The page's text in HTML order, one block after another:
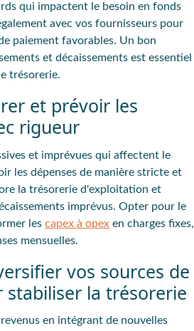
qui impactent le besoin en fonds
avec vos fournisseurs pour
paiement favorables. Un bon
et décaissements est essentiel
trésorerie.
et prévoir les
rigueur
et imprévues qui affectent le
les dépenses de manière stricte et
la trésorerie d'exploitation et
imprévus. Opter pour le
les capex à opex en charges fixes,
mensuelles.
vos sources de
stabiliser la trésorerie
en intégrant de nouvelles